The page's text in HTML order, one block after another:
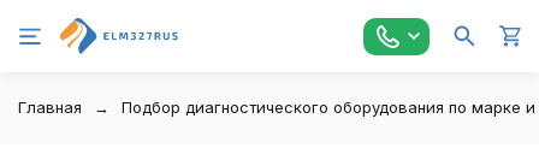
Главная Подбор диагностического оборудования по марке